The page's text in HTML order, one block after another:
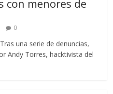
con menores de
0
una serie de denuncias,
Andy Torres, hacktivista del